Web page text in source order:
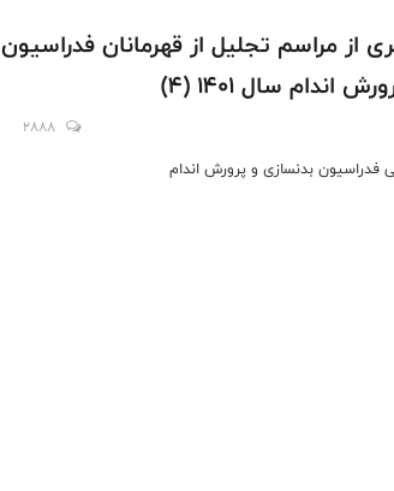
از مراسم تجليل از قهرمانان فدراسيون
اندام سال ۱۴۰۱ (4)
2888
فدراسیون بدنسازی و پرورش اندام